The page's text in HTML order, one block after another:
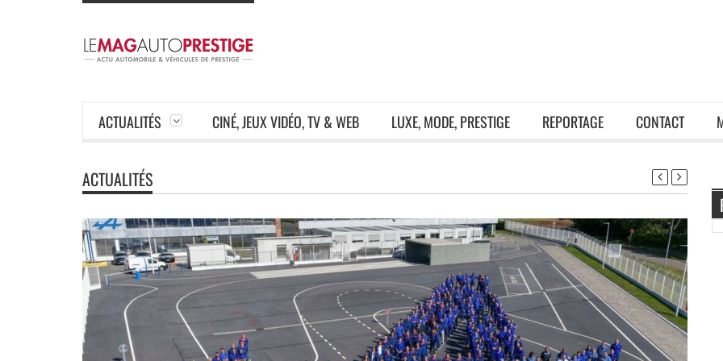
ACTUALITÉS CINÉ, JEUX VIDÉO, TV & WEB LUXE, MODE, PRESTIGE REPORTAGE CONTACT
ACTUALITÉS